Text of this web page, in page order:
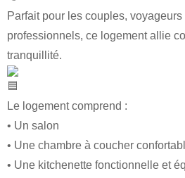
Parfait pour les couples,
professionnels, ce logement allie
tranquillité.
Le logement comprend :
• Un salon
• Une chambre à coucher
• Une kitchenette fonctionnelle et